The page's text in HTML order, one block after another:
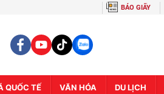
BÁO GIẤY
QUỐC TẾ VĂN HÓA DU LỊCH